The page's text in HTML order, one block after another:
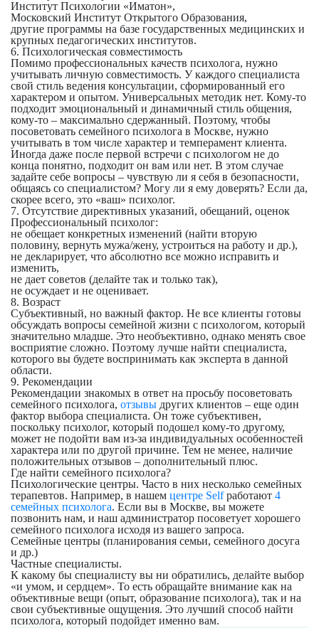
Институт Психологии «Иматон»,
Московский Институт Открытого Образования,
другие программы на базе государственных медицинских и
крупных педагогических институтов.
6. Психологическая совместимость
Помимо профессиональных качеств психолога, нужно
учитывать личную совместимость. У каждого специалиста
свой стиль ведения консультации, сформированный его
характером и опытом. Универсальных методик нет. Кому-то
подходит эмоциональный и динамичный стиль общения,
кому-то – максимально сдержанный. Поэтому, чтобы
посоветовать семейного психолога в Москве, нужно
учитывать в том числе характер и темперамент клиента.
Иногда даже после первой встречи с психологом не до
конца понятно, подходит он вам или нет. В этом случае
задайте себе вопросы – чувствую ли я себя в безопасности,
общаясь со специалистом? Могу ли я ему доверять? Если да,
скорее всего, это «ваш» психолог.
7. Отсутствие директивных указаний, обещаний, оценок
Профессиональный психолог:
не обещает конкретных изменений (найти вторую
половину, вернуть мужа/жену, устроиться на работу и др.),
не декларирует, что абсолютно все можно исправить и
изменить,
не дает советов (делайте так и только так),
не осуждает и не оценивает.
8. Возраст
Субъективный, но важный фактор. Не все клиенты готовы
обсуждать вопросы семейной жизни с психологом, который
значительно младше. Это необъективно, однако менять свое
восприятие сложно. Поэтому лучше найти специалиста,
которого вы будете воспринимать как эксперта в данной
области.
9. Рекомендации
Рекомендации знакомых в ответ на просьбу посоветовать
семейного психолога, отзывы других клиентов – еще один
фактор выбора специалиста. Он тоже субъективен,
поскольку психолог, который подошел кому-то другому,
может не подойти вам из-за индивидуальных особенностей
характера или по другой причине. Тем не менее, наличие
положительных отзывов – дополнительный плюс.
Где найти семейного психолога?
Психологические центры. Часто в них несколько семейных
терапевтов. Например, в нашем центре Selfработают 4
семейных психолога. Если вы в Москве, вы можете
позвонить нам, и наш администратор посоветует хорошего
семейного психолога исходя из вашего запроса.
Семейные центры (планирования семьи, семейного досуга
и др.)
Частные специалисты.
К какому бы специалисту вы ни обратились, делайте выбор
«и умом, и сердцем». То есть обращайте внимание как на
объективные вещи (опыт, образование психолога), так и на
свои субъективные ощущения. Это лучший способ найти
психолога, который подойдет именно вам.